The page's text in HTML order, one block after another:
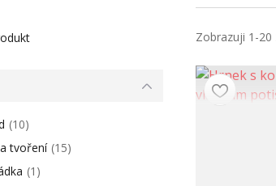
Zobrazuji 1-20
(10)
tvoření (15)
(1)